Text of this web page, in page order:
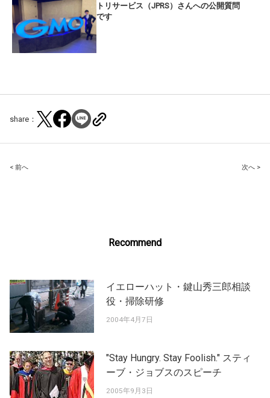
トリサービス（JPRS）さんへの公開質問
です
share：
Post
< 前へ 次へ >
Recommend
イエローハット・鍵山秀三郎相談
役・掃除研修
2004年4月7日
"Stay Hungry. Stay Foolish." スティ
ーブ・ジョブスのスピーチ
2005年9月3日